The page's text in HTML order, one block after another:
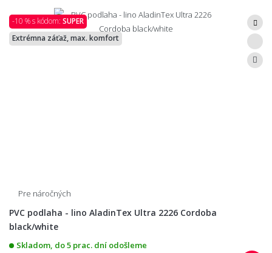
-10 % s kódom: SUPER
Extrémna záťaž, max. komfort
Pre náročných
PVC podlaha - lino AladinTex Ultra 2226 Cordoba
black/white
Skladom, do 5 prac. dní odošleme